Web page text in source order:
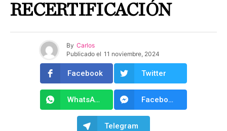
RECERTIFICACIÓN
By Carlos
Publicado el 11 noviembre, 2024
Facebook Twitter
WhatsApp Facebook Messenger
Telegram